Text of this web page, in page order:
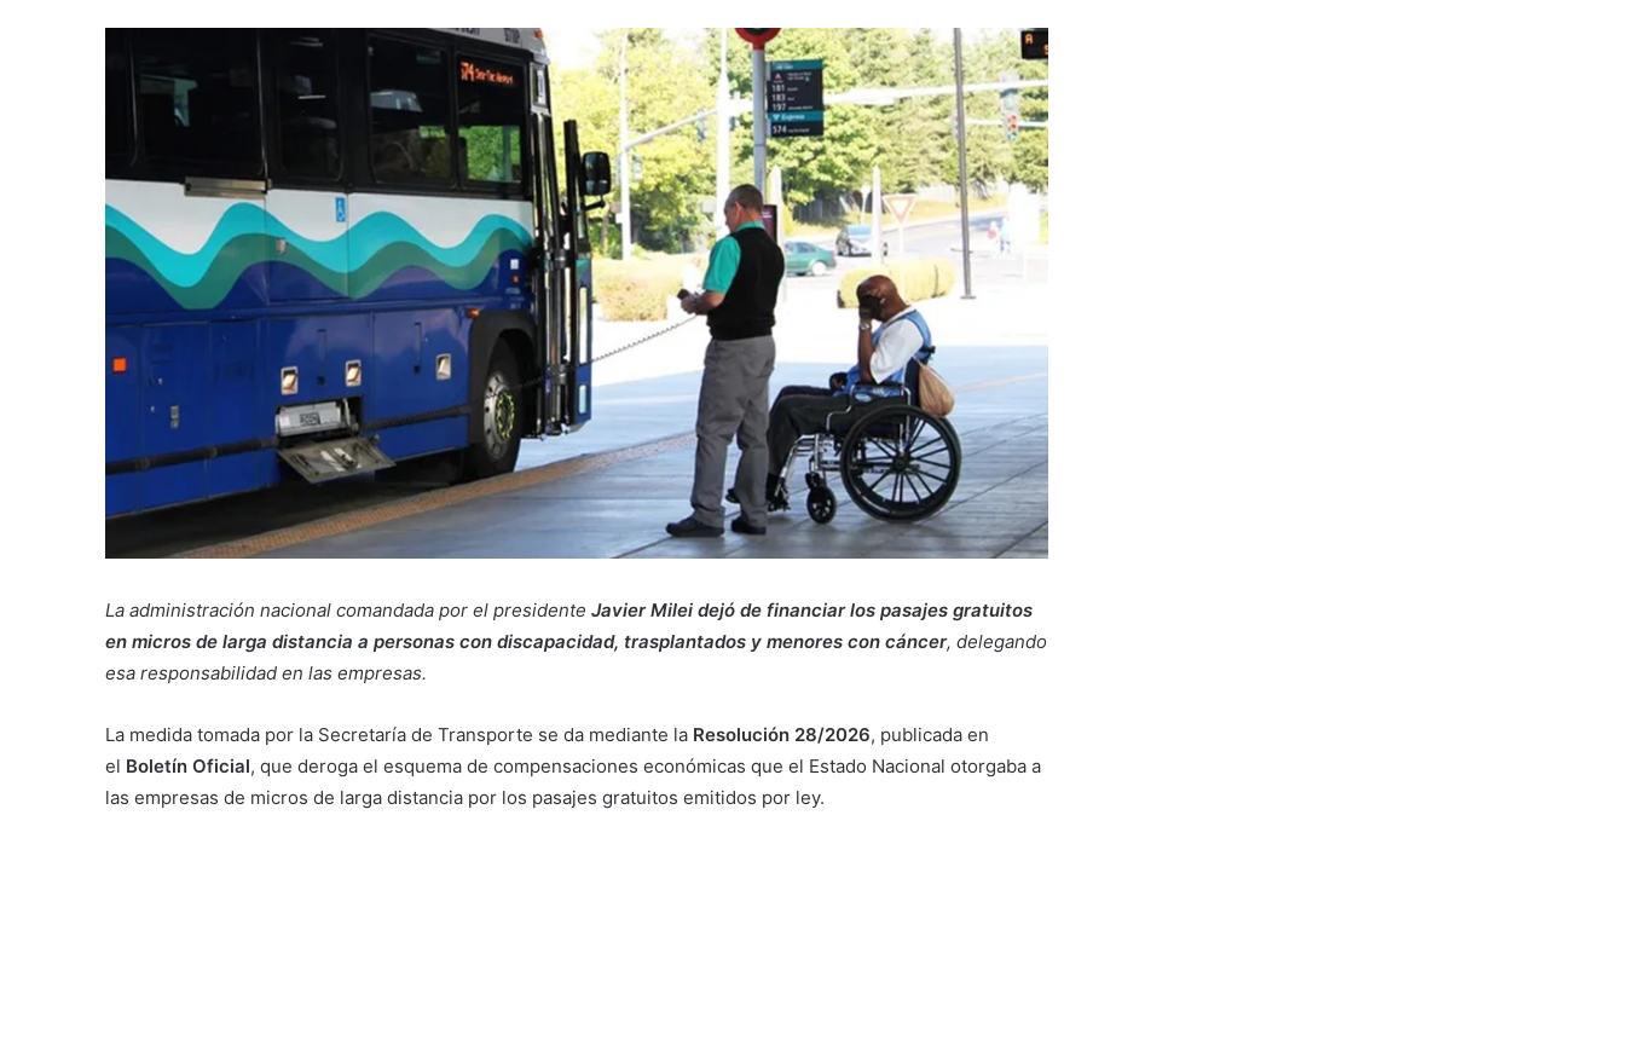
La administración nacional comandada por el presidente Javier Milei dejó de financiar los pasajes gratuitos
en micros de larga distancia a personas con discapacidad, trasplantados y menores con cáncer, delegando
esa responsabilidad en las empresas.
La medida tomada por la Secretaría de Transporte se da mediante la Resolución 28/2026, publicada en
el Boletín Oficial, que deroga el esquema de compensaciones económicas que el Estado Nacional otorgaba a
las empresas de micros de larga distancia por los pasajes gratuitos emitidos por ley.